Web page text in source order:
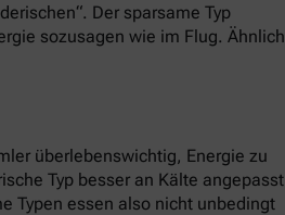
Der sparsame Typ
sozusagen wie im Flug. Ähnlich
überlebenswichtig, Energie zu
Typ besser an Kälte angepasst
Typen essen also nicht unbedingt